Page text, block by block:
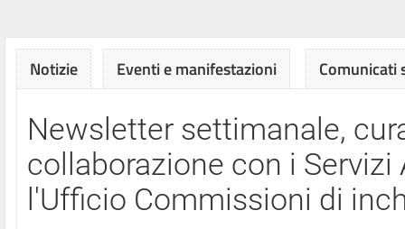
Notizie Eventi e manifestazioni Comunicati
Newsletter settimanale,
collaborazione con i
l'Ufficio Commissioni di